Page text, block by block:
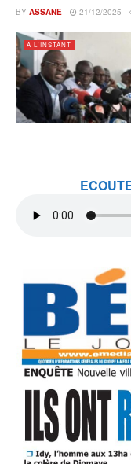
BY ASSANE 21/12/2025
A L'INSTANT